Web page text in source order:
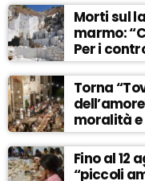
Morti sul
marmo:
Per i
ASCOLTA
Torna
moralità e
Fino al 12
“piccoli